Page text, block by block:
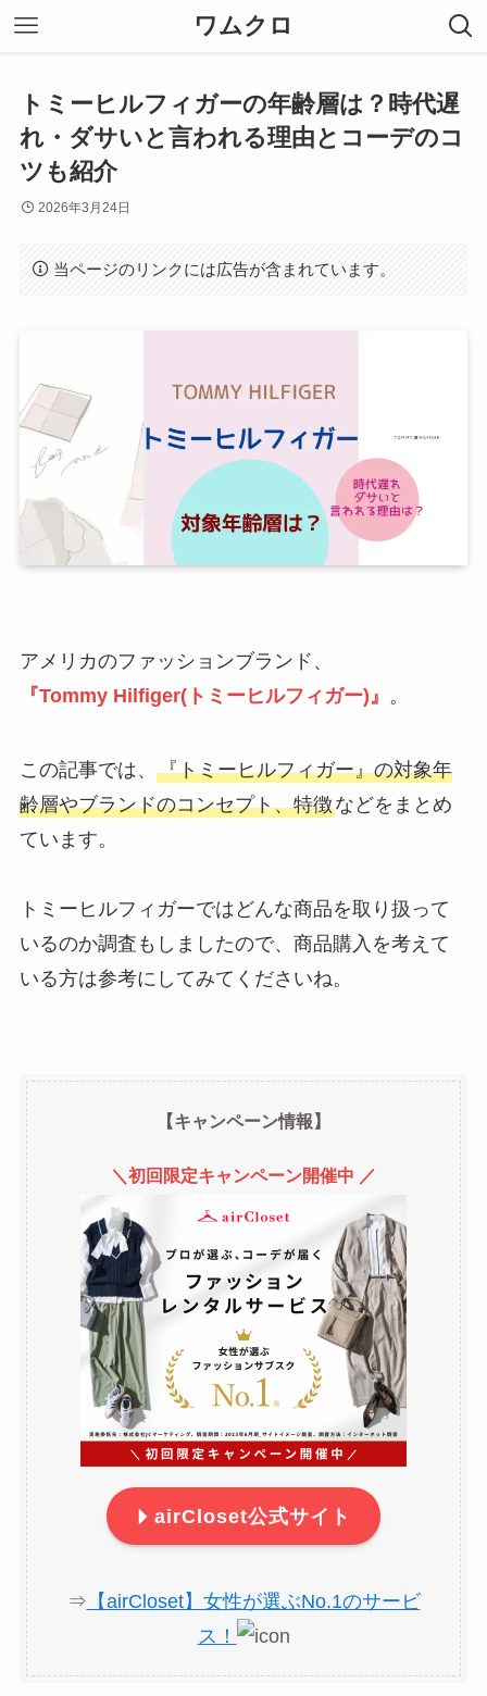
ワムクロ
トミーヒルフィガーの年齢層は？時代遅
れ・ダサいと言われる理由とコーデのコ
ツも紹介
2026年3月24日
当ページのリンクには広告が含まれています。
アメリカのファッションブランド、
『Tommy Hilfiger(トミーヒルフィガー)』 。
この記事では、 『トミーヒルフィガー』の対象年
齢層やブランドのコンセプト、特徴などをまとめ
ています。
トミーヒルフィガーではどんな商品を取り扱って
いるのか調査もしましたので、商品購入を考えて
いる方は参考にしてみてくださいね。
【キャンペーン情報】
＼初回限定キャンペーン開催中 ／
airCloset公式サイト
⇒ 【airCloset】女性が選ぶNo.1のサービ
ス！